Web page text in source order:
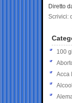
Diretto
Scrivici:
100
Acca
Alcool